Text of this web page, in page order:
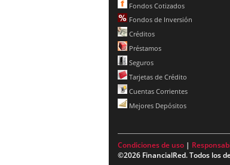
Fondos Cotizados
Fondos de Inversión
Créditos
Préstamos
Seguros
Tarjetas de Crédito
Cuentas Corrientes
Mejores Depósitos
Condiciones de uso |
©2026 FinancialRed. Todos los